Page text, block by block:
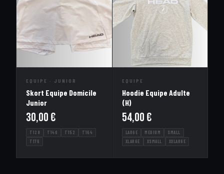
EQUIPE · JUNIOR
Skort Equipe Domicile
Junior
30,00 €
T128 T140 T152
T164
T176
EQUIPE
Hoodie Equipe Adulte
(H)
54,00 €
LARGE MEDIUM
SMALL
XLARGE
XSMALL XXLARGE